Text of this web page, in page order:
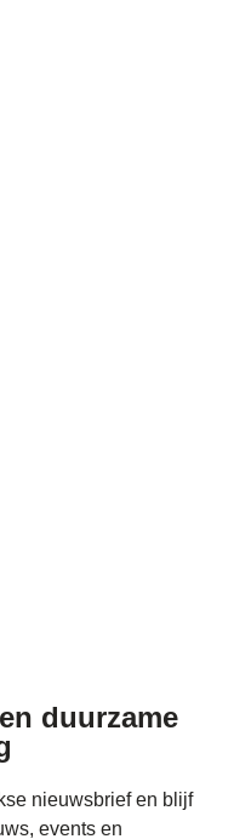
duurzame
nieuwsbrief en blijf
events en